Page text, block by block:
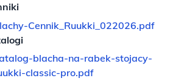
Cennik_Ruukki_022026.pdf
blacha-na-rabek-stojacy-
classic-pro.pdf